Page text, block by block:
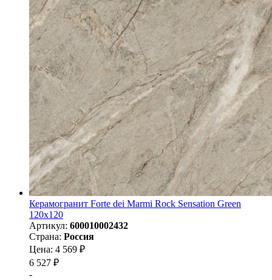
Керамогранит Forte dei Marmi Rock Sensation Green
120x120
Артикул: 600010002432
Страна: Россия
Цена: 4 569 ₽
6 527 ₽
-